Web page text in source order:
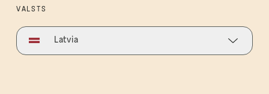
VALSTS
Latvia